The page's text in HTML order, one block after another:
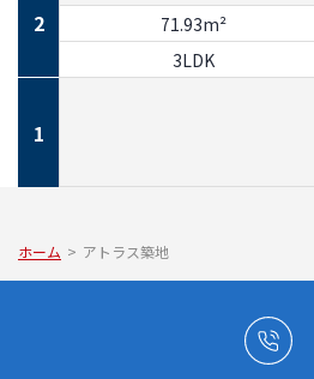
2
1
71.93m²
3LDK
ホーム > アトラス築地